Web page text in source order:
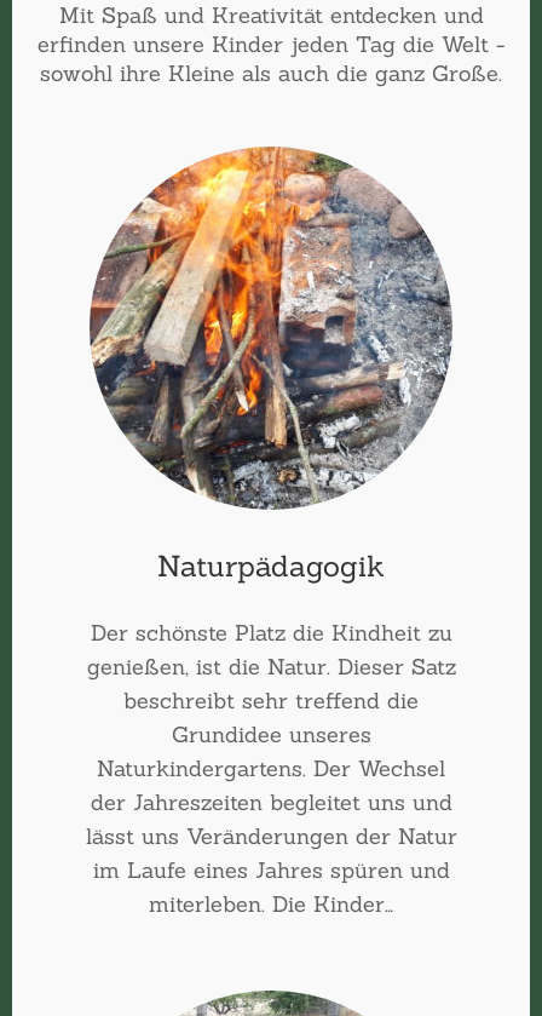
Mit Spaß und Kreativität entdecken und
erfinden unsere Kinder jeden Tag die Welt -
sowohl ihre Kleine als auch die ganz Große.
Naturpädagogik
Der schönste Platz die Kindheit zu
genießen, ist die Natur. Dieser Satz
beschreibt sehr treffend die
Grundidee unseres
Naturkindergartens. Der Wechsel
der Jahreszeiten begleitet uns und
lässt uns Veränderungen der Natur
im Laufe eines Jahres spüren und
miterleben. Die Kinder…